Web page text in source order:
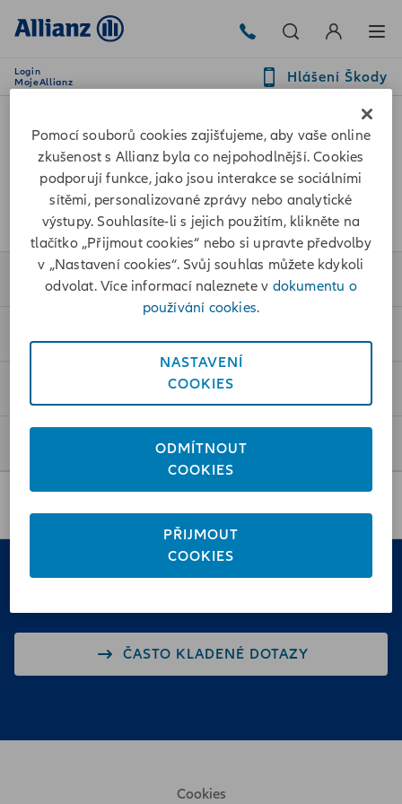
Login
MojeAllianz
Hlášení Škody
Sledujte nás také na:
Pojištění
ČASTO KLADENÉ DOTAZY
Cookies
Pomocí souborů cookies zajišťujeme, aby vaše online
zkušenost s Allianz byla co nejpohodlnější. Cookies
podporují funkce, jako jsou interakce se sociálními
sítěmi, personalizované zprávy nebo analytické
výstupy. Souhlasíte-li s jejich použitím, klikněte na
tlačítko „Přijmout cookies“ nebo si upravte předvolby
v „Nastavení cookies“. Svůj souhlas můžete kdykoli
odvolat. Více informací naleznete v dokumentu o
používání cookies.
NASTAVENÍ
COOKIES
ODMÍTNOUT
COOKIES
PŘIJMOUT
COOKIES